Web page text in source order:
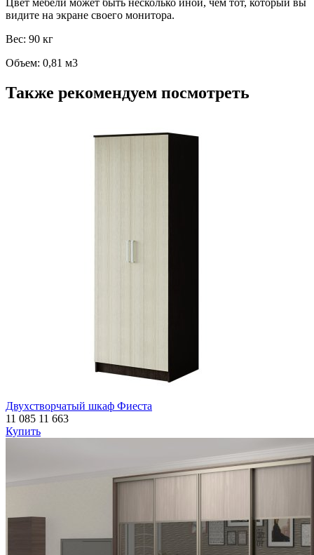
видите на экране своего монитора.
Вес: 90 кг
Объем: 0,81 м3
Также рекомендуем посмотреть
Двухстворчатый шкаф Фиеста
11 085 11 663
Купить